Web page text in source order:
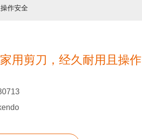
作安全
用剪刀，经久耐用且操作